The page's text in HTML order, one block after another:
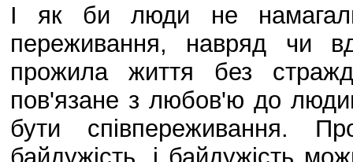
І як би люди не
переживання, навряд чи
прожила життя без
пов'язане з любов'ю до
бути співпереживання.